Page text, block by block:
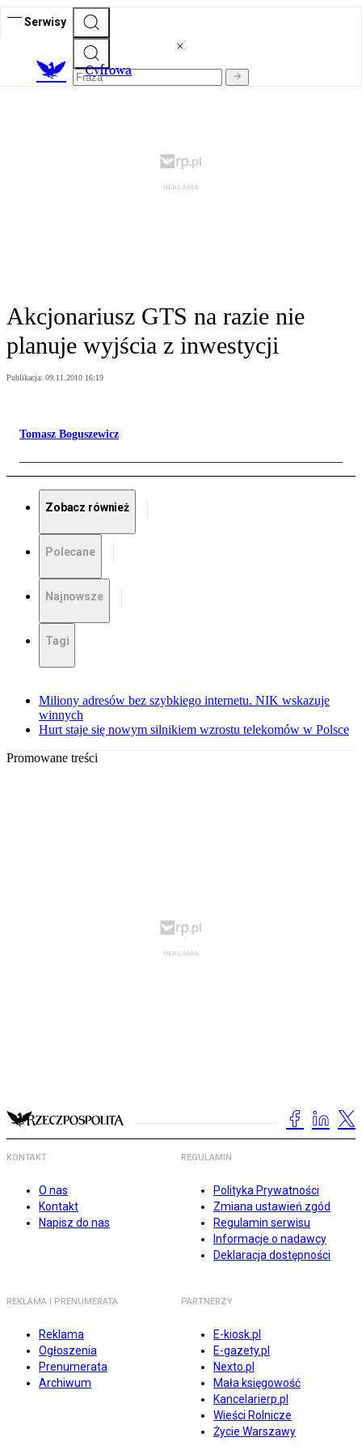
Serwisy
Cyfrowa
Akcjonariusz GTS na razie nie
planuje wyjścia z inwestycji
Publikacja: 09.11.2010 16:19
Tomasz Boguszewicz
Zobacz również
Polecane
Najnowsze
Tagi
Miliony adresów bez szybkiego internetu. NIK wskazuje
winnych
Hurt staje się nowym silnikiem wzrostu telekomów w Polsce
Promowane treści
KONTAKT
O nas
Kontakt
Napisz do nas
REGULAMIN
Polityka Prywatności
Zmiana ustawień zgód
Regulamin serwisu
Informacje o nadawcy
Deklaracja dostępności
REKLAMA I PRENUMERATA
Reklama
Ogłoszenia
Prenumerata
Archiwum
PARTNERZY
E-kiosk.pl
E-gazety.pl
Nexto.pl
Mała księgowość
Kancelarierp.pl
Wieści Rolnicze
Życie Warszawy